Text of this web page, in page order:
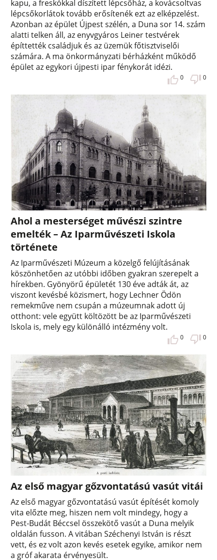
kapu, a freskókkal díszített lépcsőház, a kovácsoltvas
lépcsőkorlátok tovább erősítenék ezt az elképzelést.
Azonban az épület Újpest szélén, a Duna sor 14. szám
alatti telken áll, az enyvgyáros Leiner testvérek
építtették családjuk és az üzemük főtisztviselői
számára. A ma önkormányzati bérházként működő
épület az egykori újpesti ipar fénykorát idézi.
0 0
Ahol a mesterséget művészi szintre
emelték – Az Iparművészeti Iskola
története
Az Iparművészeti Múzeum a közelgő felújításának
köszönhetően az utóbbi időben gyakran szerepelt a
hírekben. Gyönyörű épületét 130 éve adták át, az
viszont kevésbé közismert, hogy Lechner Ödön
remekműve nem csupán a múzeumnak adott új
otthont: vele együtt költözött be az Iparművészeti
Iskola is, mely egy különálló intézmény volt.
0 0
Az első magyar gőzvontatású vasút vitái
Az első magyar gőzvontatású vasút építését komoly
vita előzte meg, hiszen nem volt mindegy, hogy a
Pest-Budát Béccsel összekötő vasút a Duna melyik
oldalán fusson. A vitában Széchenyi István is részt
vett, és ez volt azon kevés esetek egyike, amikor nem
a gróf akarata érvényesült.